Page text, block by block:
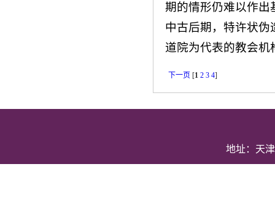
期的情形仍难以作
中古后期，特许状伪
道院为代表的教会机
下一页 [1 2 3 4]
地址：天